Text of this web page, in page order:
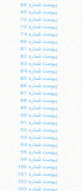
پيوست شماره 66:
پيوست شماره 69:
پيوست شماره 72:
پيوست شماره 73:
پيوست شماره 74:
پيوست شماره 80:
پيوست شماره 81:
پيوست شماره 82:
پيوست شماره 83:
پيوست شماره 84:
پيوست شماره 85:
پيوست شماره 86:
پيوست شماره 87:
پيوست شماره 88:
پيوست شماره 89:
پيوست شماره 90:
پيوست شماره 91:
پيوست شماره 92:
پيوست شماره 93:
پيوست شماره 94:
پيوست شماره 95:
پيوست شماره 99:
پيوست شماره 100:
پيوست شماره 101:
پيوست شماره 102:
پيوست شماره 103: